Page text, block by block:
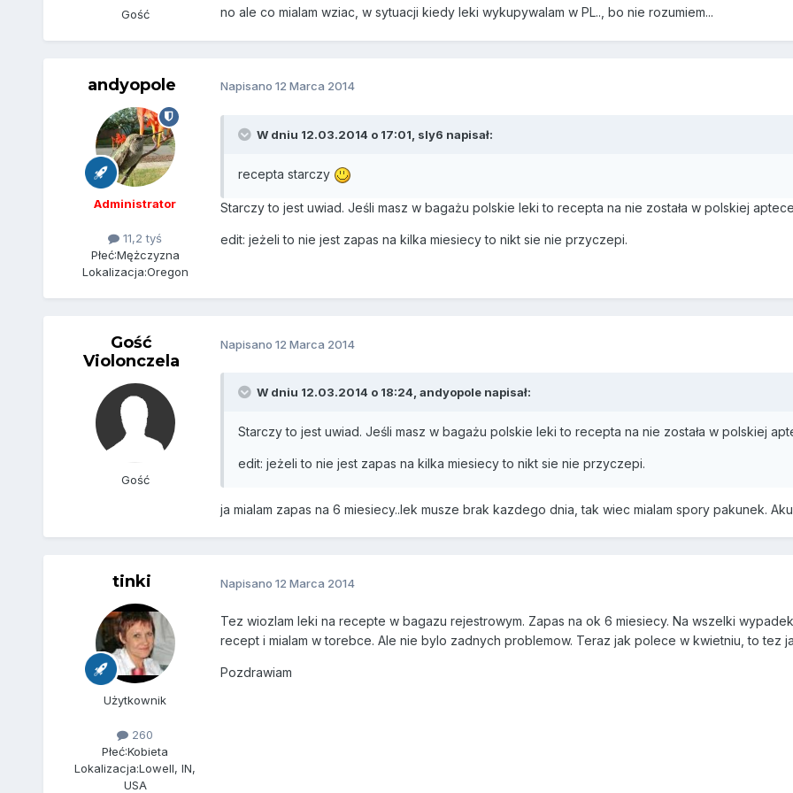
Gość no ale co mialam wziac, w sytuacji kiedy leki wykupywalam w PL.., bo nie rozumiem...
andyopole
Administrator
11,2 tyś
Płeć:Mężczyzna
Lokalizacja:Oregon
Napisano 12 Marca 2014
W dniu 12.03.2014 o 17:01, sly6 napisał:
recepta starczy
Starczy to jest uwiad. Jeśli masz w bagażu polskie leki to recepta na nie została w polskiej
edit: jeżeli to nie jest zapas na kilka miesiecy to nikt sie nie przyczepi.
Gość
Violonczela
Gość
Napisano 12 Marca 2014
W dniu 12.03.2014 o 18:24, andyopole napisał:
Starczy to jest uwiad. Jeśli masz w bagażu polskie leki to recepta na nie została w polskiej
edit: jeżeli to nie jest zapas na kilka miesiecy to nikt sie nie przyczepi.
ja mialam zapas na 6 miesiecy..lek musze brak kazdego dnia, tak wiec mialam spory pakunek.
tinki
Użytkownik
260
Płeć:Kobieta
Lokalizacja:Lowell, IN,
USA
Napisano 12 Marca 2014
Tez wiozlam leki na recepte w bagazu rejestrowym. Zapas na ok 6 miesiecy. Na wszelki
recept i mialam w torebce. Ale nie bylo zadnych problemow. Teraz jak polece w kwietniu, to tez
Pozdrawiam